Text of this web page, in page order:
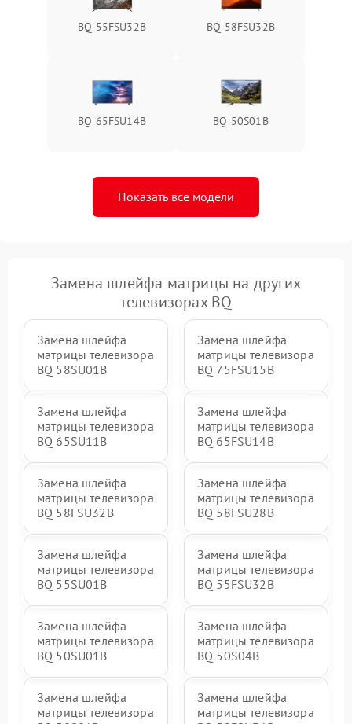
BQ 55FSU32B BQ 58FSU32B
BQ 65FSU14B BQ 50S01B
Показать все модели
Замена шлейфа матрицы на других
телевизорах BQ
Замена шлейфа
матрицы телевизора
BQ 58SU01B
Замена шлейфа
матрицы телевизора
BQ 75FSU15B
Замена шлейфа
матрицы телевизора
BQ 65SU11B
Замена шлейфа
матрицы телевизора
BQ 65FSU14B
Замена шлейфа
матрицы телевизора
BQ 58FSU32B
Замена шлейфа
матрицы телевизора
BQ 58FSU28B
Замена шлейфа
матрицы телевизора
BQ 55SU01B
Замена шлейфа
матрицы телевизора
BQ 55FSU32B
Замена шлейфа
матрицы телевизора
BQ 50SU01B
Замена шлейфа
матрицы телевизора
BQ 50S04B
Замена шлейфа
матрицы телевизора
Замена шлейфа
матрицы телевизора